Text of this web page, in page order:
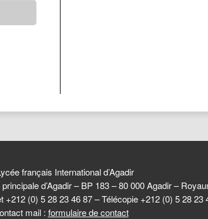
français International d’Agadir
d’Agadir – BP 183 – 80 000 Agadir –
+212 (0) 5 28 23 46 87 – Télécopie +212 (0) 5 28 23
mail : formulaire de contact